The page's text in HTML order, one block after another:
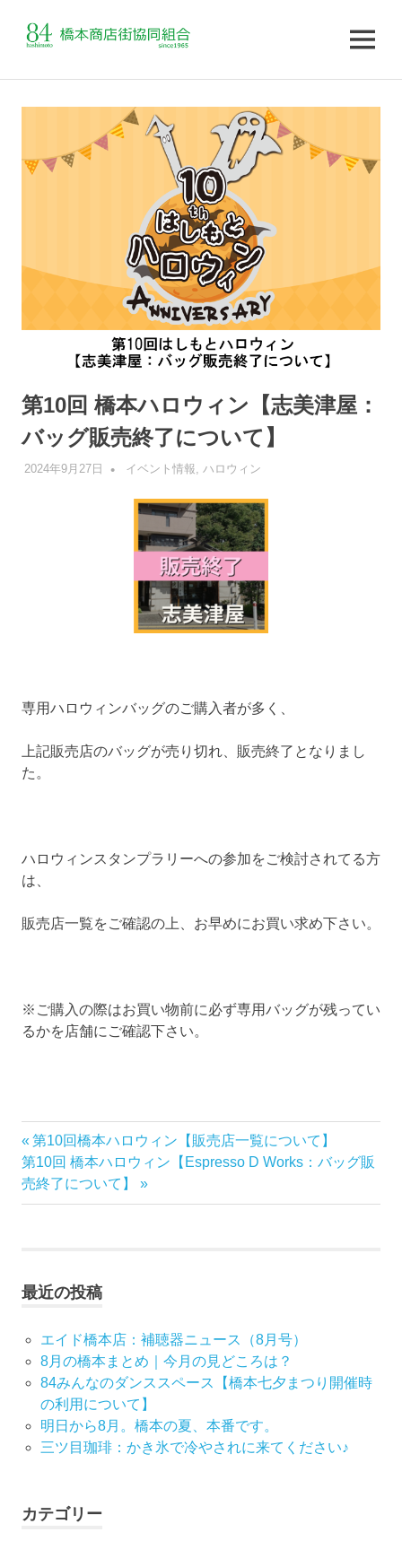
MENU
第10回 橋本ハロウィン【志美津屋：
バッグ販売終了について】
2024年9月27日 管理者
イベント情報 ハロウィン
専用ハロウィンバッグのご購入者が多く、
上記販売店のバッグが売り切れ、販売終了となりまし
た。
ハロウィンスタンプラリーへの参加をご検討されてる方
は、
販売店一覧をご確認の上、お早めにお買い求め下さい。
※ご購入の際はお買い物前に必ず専用バッグが残ってい
るかを店舗にご確認下さい。
投
稿
ゲ
ー
シ
ョ
ン
前
の
記
事:
第10回橋本ハロウィン【販売店一覧について】
次
の
記
第10回 橋本ハロウィン【Espresso D Works：バッグ販
売終了について】
最近の投稿
エイド橋本店：補聴器ニュース（8月号）
8月の橋本まとめ｜今月の見どころは？
84みんなのダンススペース【橋本七夕まつり開催時
の利用について】
明日から8月。橋本の夏、本番です。
三ツ目珈琲：かき氷で冷やされに来てください♪
カテゴリー